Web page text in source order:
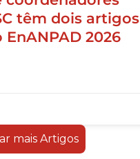
têm dois artigos
2026
mais Artigos